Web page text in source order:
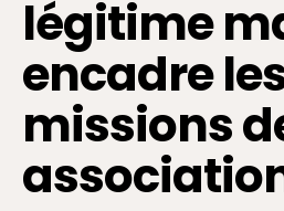
légitime
encadre
missions